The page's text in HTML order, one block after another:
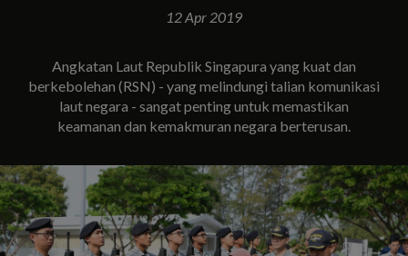
12 Apr 2019
Angkatan Laut Republik Singapura yang kuat dan
berkebolehan (RSN) - yang melindungi talian komunikasi
laut negara - sangat penting untuk memastikan
keamanan dan kemakmuran negara berterusan.